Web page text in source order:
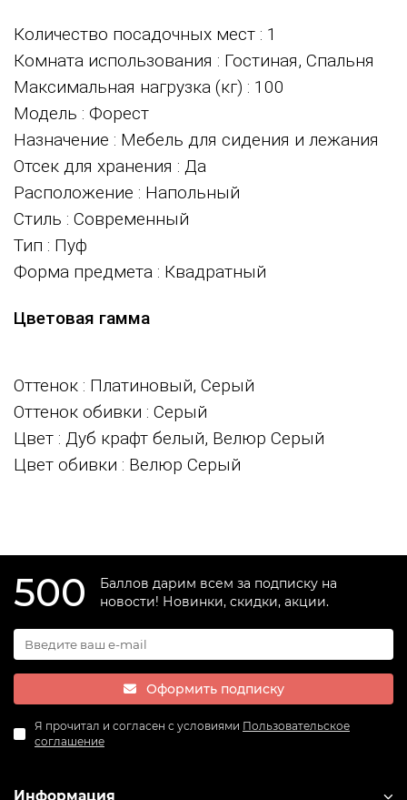
Количество посадочных мест : 1
Комната использования : Гостиная, Спальня
Максимальная нагрузка (кг) : 100
Модель : Форест
Назначение : Мебель для сидения и лежания
Отсек для хранения : Да
Расположение : Напольный
Стиль : Современный
Тип : Пуф
Форма предмета : Квадратный
Цветовая гамма
Оттенок : Платиновый, Серый
Оттенок обивки : Серый
Цвет : Дуб крафт белый, Велюр Серый
Цвет обивки : Велюр Серый
500
Баллов дарим всем за подписку на
новости! Новинки, скидки, акции.
Оформить подписку
Я прочитал и согласен с условиями Пользовательское
соглашение
Информация